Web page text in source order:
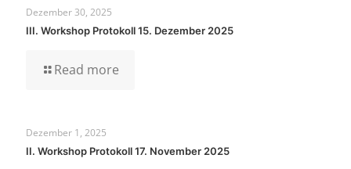
Dezember 30, 2025
III. Workshop Protokoll 15. Dezember 2025
Read more
Dezember 1, 2025
II. Workshop Protokoll 17. November 2025